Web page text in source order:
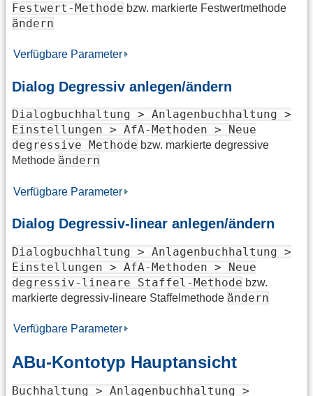
Festwert-Methode bzw. markierte Festwertmethode
ändern
Verfügbare Parameter
Dialog Degressiv anlegen/ändern
Dialogbuchhaltung > Anlagenbuchhaltung >
Einstellungen > AfA-Methoden > Neue
degressive Methode bzw. markierte degressive
Methode ändern
Verfügbare Parameter
Dialog Degressiv-linear anlegen/ändern
Dialogbuchhaltung > Anlagenbuchhaltung >
Einstellungen > AfA-Methoden > Neue
degressiv-lineare Staffel-Methode bzw.
markierte degressiv-lineare Staffelmethode ändern
Verfügbare Parameter
ABu-Kontotyp Hauptansicht
Buchhaltung > Anlagenbuchhaltung >